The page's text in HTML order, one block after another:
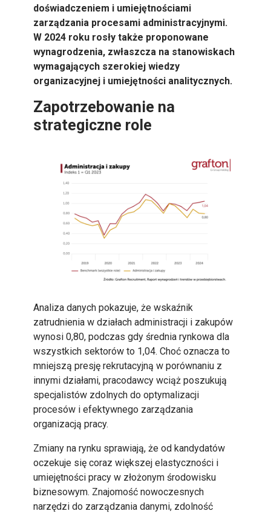
doświadczeniem i umiejętnościami
zarządzania procesami administracyjnymi.
W 2024 roku rosły także proponowane
wynagrodzenia, zwłaszcza na stanowiskach
wymagających szerokiej wiedzy
organizacyjnej i umiejętności analitycznych.
Zapotrzebowanie na
strategiczne role
Analiza danych pokazuje, że wskaźnik
zatrudnienia w działach administracji i zakupów
wynosi 0,80, podczas gdy średnia rynkowa dla
wszystkich sektorów to 1,04. Choć oznacza to
mniejszą presję rekrutacyjną w porównaniu z
innymi działami, pracodawcy wciąż poszukują
specjalistów zdolnych do optymalizacji
procesów i efektywnego zarządzania
organizacją pracy.
Zmiany na rynku sprawiają, że od kandydatów
oczekuje się coraz większej elastyczności i
umiejętności pracy w złożonym środowisku
biznesowym. Znajomość nowoczesnych
narzędzi do zarządzania danymi, zdolność